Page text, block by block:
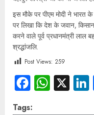
इस मौके पर पीएम मोदी ने भारत के
पर लिखा कि देश के जवान,
करने वाले पूर्व प्रधानमंत्री लाल
श्रद्धांजलि.
Post Views: 259
Facebook
X
Tags: